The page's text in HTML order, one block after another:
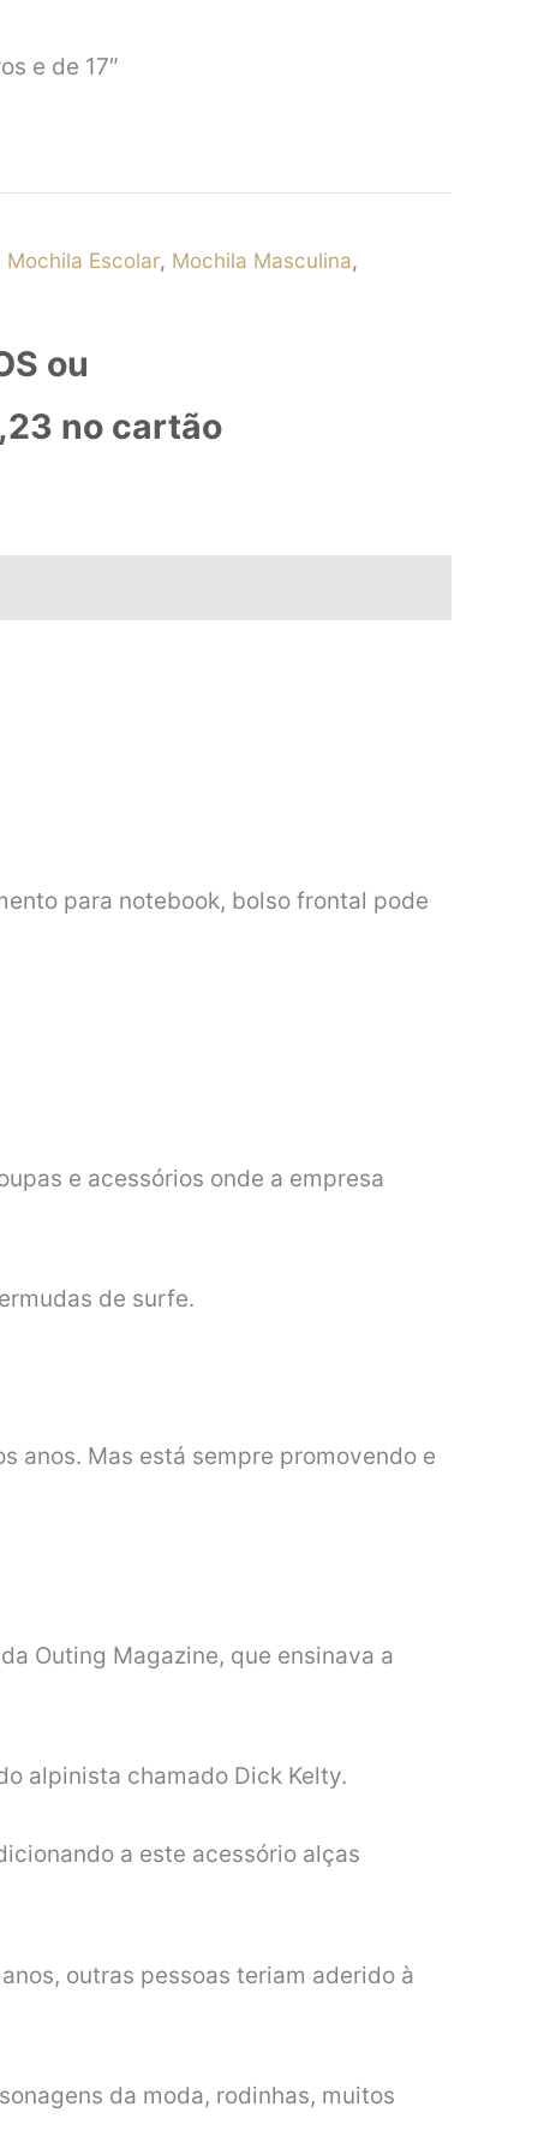
e de 17″
Mochila Escolar, Mochila Masculina,
ou
no cartão
para notebook, bolso frontal pode
e acessórios onde a empresa
de surfe.
anos. Mas está sempre promovendo e
Outing Magazine, que ensinava a
alpinista chamado Dick Kelty.
a este acessório alças
outras pessoas teriam aderido à
da moda, rodinhas, muitos